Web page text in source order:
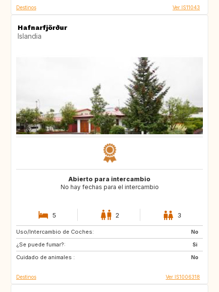
Destinos Ver IS11043
Hafnarfjörður
Islandia
Abierto para intercambio
No hay fechas para el intercambio
5 2 3
Uso/Intercambio de Coches:
No
¿Se puede fumar?:
Si
Cuidado de animales :
No
IT
GR
SE
Destinos Ver IS1006318